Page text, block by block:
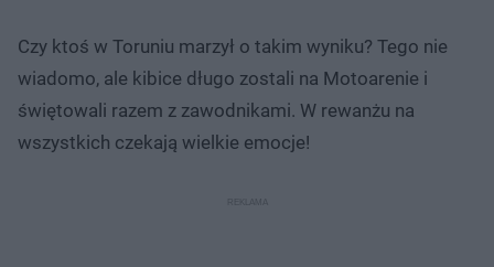
Czy ktoś w Toruniu marzył o takim wyniku? Tego nie
wiadomo, ale kibice długo zostali na Motoarenie i
świętowali razem z zawodnikami. W rewanżu na
wszystkich czekają wielkie emocje!